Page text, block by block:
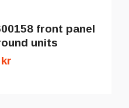
front panel
units